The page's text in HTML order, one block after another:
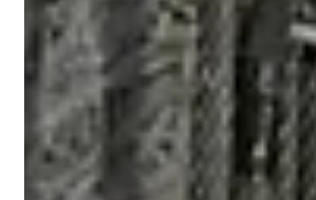
Liftonderhoud
Het belang van
schoonmaak bij lift
Regelmatige schoonmaak verhoogt
betrouwbaarheid en levensduur van
gebruikerservaring.